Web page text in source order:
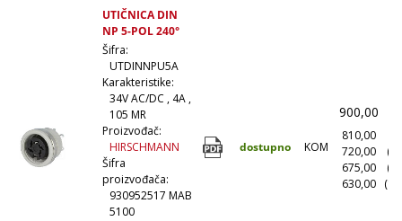
UTIČNICA DIN
NP 5-POL 240°
Šifra:
UTDINNPU5A
Karakteristike:
34V AC/DC , 4A ,
105 MR
Proizvođač:
HIRSCHMANN
Šifra
proizvođača:
930952517 MAB
5100
dostupno KOM
900,00
810,00
720,00
675,00
630,00